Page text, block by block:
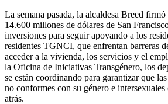
La semana pasada, la alcaldesa Breed
14.600 millones de dólares de San
inversiones para seguir apoyando a los
residentes TGNCI, que enfrentan barreras
acceder a la vivienda, los servicios y el
la Oficina de Iniciativas Transgénero, los
se están coordinando para garantizar que
no conformes con su género e
atrás.